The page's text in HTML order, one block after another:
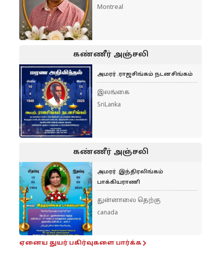
Montreal
கண்ணீர் அஞ்சலி
அமரர் .ராஜசிங்கம் நடனசிங்கம்
இலங்கை
SriLanka
கண்ணீர் அஞ்சலி
அமரர் .இந்திரலிங்கம்
பாக்கியராணி
துன்னாலை தெற்கு
canada
ஏனைய துயர் பகிர்வுகளை பார்க்க